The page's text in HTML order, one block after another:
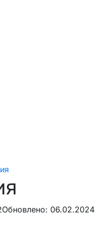
Обновлено: 06.02.2024